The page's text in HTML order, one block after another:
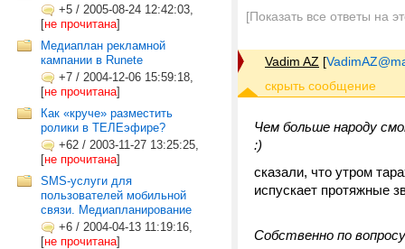
+5 / 2005-08-24 12:42:03,
[не прочитана]
Медиаплан рекламной
кампании в Runete
+7 / 2004-12-06 15:59:18,
[не прочитана]
Как «круче» разместить
ролики в ТЕЛЕэфире?
+62 / 2003-11-27 13:25:25,
[не прочитана]
SMS-услуги для
пользователей мобильной
связи. Медиапланирование
+6 / 2004-04-13 11:19:16,
[не прочитана]
[Показать все ответы на
Vadim AZ [
Чем больше народу
:)
сказали, что утром
испускает протяжные
Собственно по